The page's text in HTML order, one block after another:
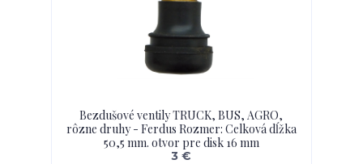
Bezdušové ventily TRUCK, BUS, AGRO,
rôzne druhy - Ferdus Rozmer: Celková dĺžka
50,5 mm. otvor pre disk 16 mm
3 €